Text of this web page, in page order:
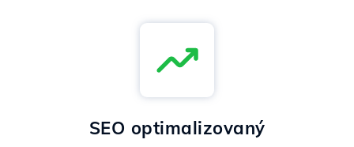
SEO optimalizovaný